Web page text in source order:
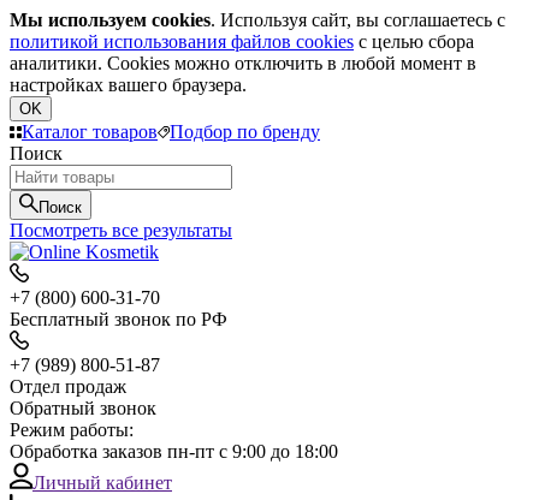
Мы используем cookies. Используя сайт, вы соглашаетесь с
политикой использования файлов cookies с целью сбора
аналитики. Cookies можно отключить в любой момент в
настройках вашего браузера.
OK
Каталог товаров
Подбор по бренду
Поиск
Поиск
Посмотреть все результаты
+7 (800) 600-31-70
Бесплатный звонок по РФ
+7 (989) 800-51-87
Отдел продаж
Обратный звонок
Режим работы:
Обработка заказов пн-пт с 9:00 до 18:00
Личный кабинет